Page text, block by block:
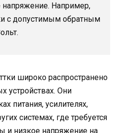
напряжение. Например,
с допустимым обратным
широко распространено
устройствах. Они
питания, усилителях,
системах, где требуется
и низкое напряжение на